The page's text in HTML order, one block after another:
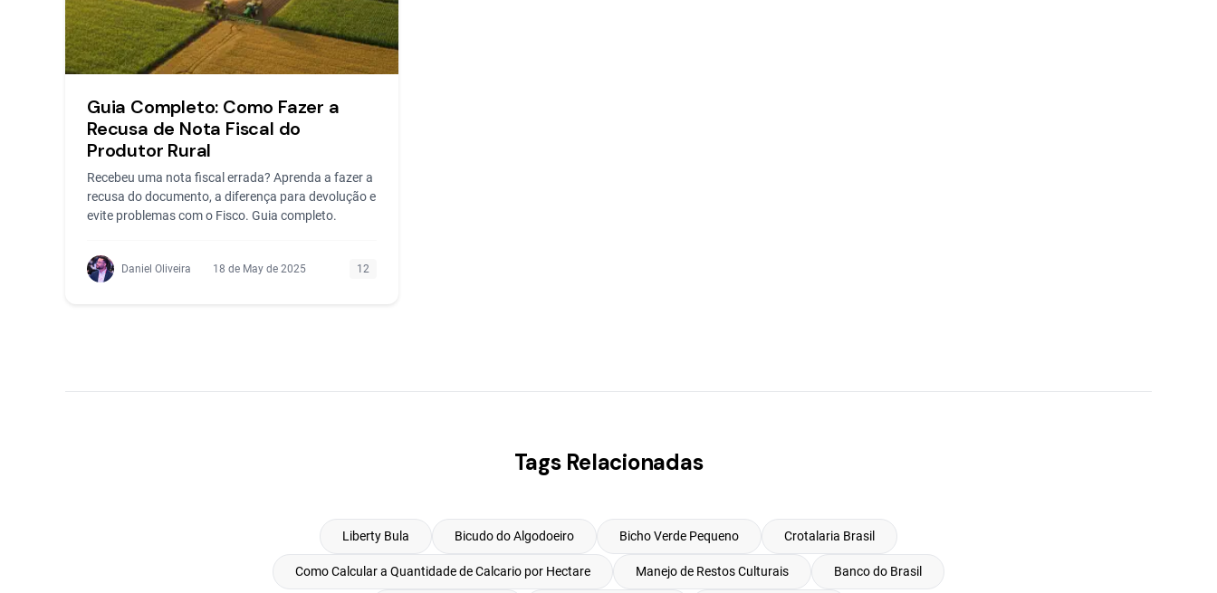
Guia Completo: Como Fazer a
Recusa de Nota Fiscal do
Produtor Rural
Recebeu uma nota fiscal errada? Aprenda a fazer a
recusa do documento, a diferença para devolução e
evite problemas com o Fisco. Guia completo.
Daniel Oliveira 18 de May de 2025 12
Tags Relacionadas
Liberty Bula Bicudo do Algodoeiro Bicho Verde Pequeno Crotalaria Brasil
Como Calcular a Quantidade de Calcario por Hectare Manejo de Restos Culturais Banco do Brasil